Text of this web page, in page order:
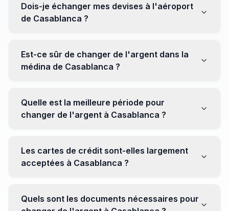
Dois-je échanger mes devises à l'aéroport
de Casablanca ?
être moins avantageux. Orientez-vous plutôt vers les
bureaux de change en ville pour obtenir de meilleurs
Est-ce sûr de changer de l'argent dans la
médina de Casablanca ?
établissements réputés pour éviter les surprises.
Quelle est la meilleure période pour
changer de l'argent à Casablanca ?
soyez attentif aux fluctuations pour maximiser la valeur
de vos devises.
Les cartes de crédit sont-elles largement
acceptées à Casablanca ?
Cependant, avoir un peu de monnaie locale peut être
Quels sont les documents nécessaires pour